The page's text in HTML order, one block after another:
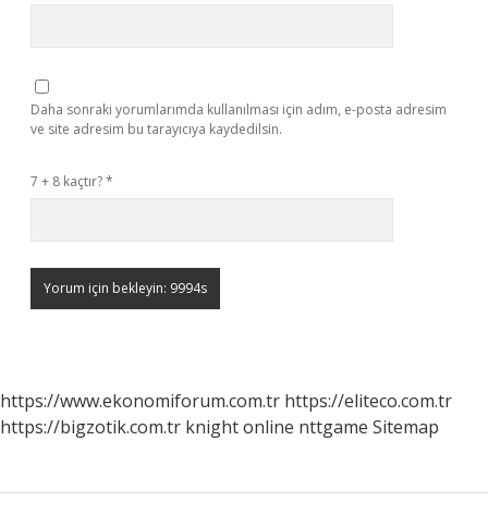
Daha sonraki yorumlarımda kullanılması için adım, e-posta adresim
ve site adresim bu tarayıcıya kaydedilsin.
7 + 8 kaçtır?*
https://www.ekonomiforum.com.tr https://eliteco.com.tr
https://bigzotik.com.tr knight online nttgame Sitemap